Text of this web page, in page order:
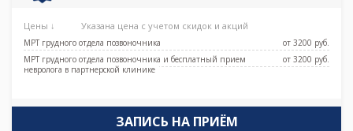
Цены ↓ Указана цена с учетом скидок и акций
МРТ грудного отдела позвоночника
от 3200 pуб.
МРТ грудного отдела позвоночника и бесплатный прием
невролога в партнерской клинике
от 3200 pуб.
ЗАПИСЬ НА ПРИЁМ